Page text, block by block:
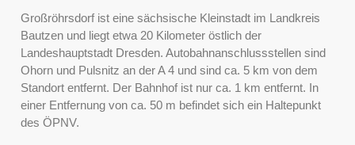
Großröhrsdorf ist eine sächsische Kleinstadt im Landkreis
Bautzen und liegt etwa 20 Kilometer östlich der
Landeshauptstadt Dresden. Autobahnanschlussstellen sind
Ohorn und Pulsnitz an der A 4 und sind ca. 5 km von dem
Standort entfernt. Der Bahnhof ist nur ca. 1 km entfernt. In
einer Entfernung von ca. 50 m befindet sich ein Haltepunkt
des ÖPNV.